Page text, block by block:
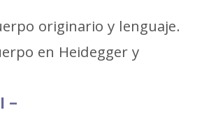
originario y lenguaje.
en Heidegger y
–